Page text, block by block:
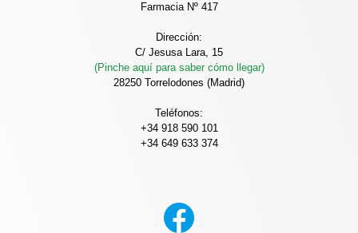
Farmacia Nº 417
Dirección:
C/ Jesusa Lara, 15
(Pinche aquí para saber cómo llegar)
28250 Torrelodones (Madrid)
Teléfonos:
+34 918 590 101
+34 649 633 374